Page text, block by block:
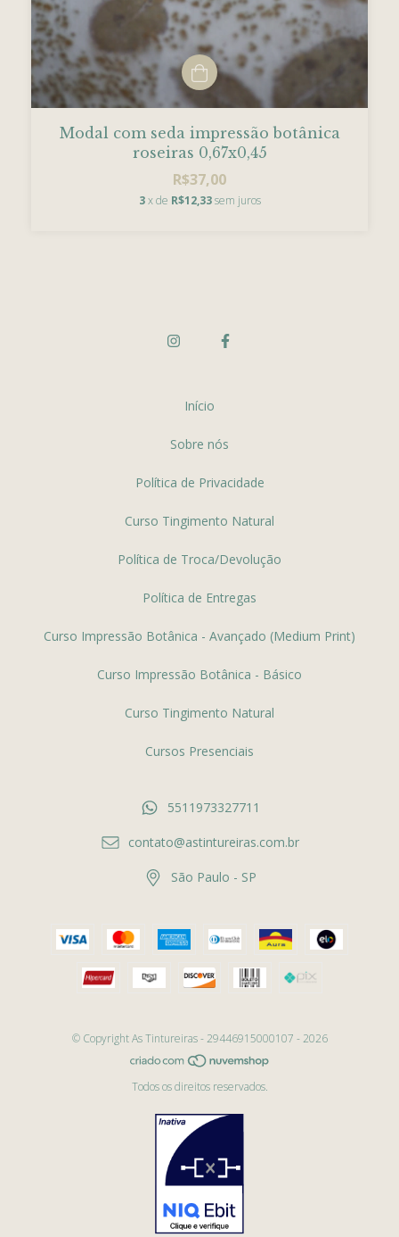
Modal com seda impressão botânica
roseiras 0,67x0,45
R$37,00
3 x de R$12,33 sem juros
Início
Sobre nós
Política de Privacidade
Curso Tingimento Natural
Política de Troca/Devolução
Política de Entregas
Curso Impressão Botânica - Avançado (Medium Print)
Curso Impressão Botânica - Básico
Curso Tingimento Natural
Cursos Presenciais
5511973327711
contato@astintureiras.com.br
São Paulo - SP
© Copyright As Tintureiras - 29446915000107 - 2026
Todos os direitos reservados.